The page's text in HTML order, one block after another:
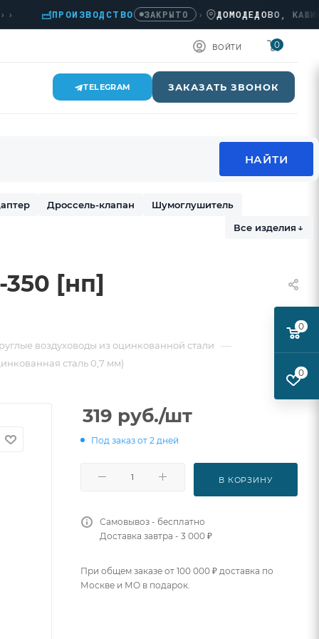
ПРОИЗВОДСТВО ЗАКРЫТО › ДОМОДЕДОВО,
ВОЙТИ 0
TELEGRAM ЗАКАЗАТЬ ЗВОНОК
Дроссель-клапан
Шумоглушитель
Все изделия ↓
[нп]
воздуховоды из оцинкованной стали —
сталь 0,7 мм)
319 руб./шт
Под заказ от 2 дней
В КОРЗИНУ
Самовывоз - бесплатно
Доставка завтра - 3 000 ₽
При общем заказе от 100 000 ₽ доставка по
Москве и МО в подарок.
0
0